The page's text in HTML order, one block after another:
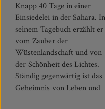
Knapp 40 Tage in einer
Einsiedelei in der Sahara. In
seinem Tagebuch erzählt er
vom Zauber der
Wüstenlandschaft und von
der Schönheit des Lichtes.
Ständig gegenwärtig ist das
Geheimnis von Leben und
kommen kann. Die äußere
Reise wird zu einem Spiegel
innerer Erfahrungen, die tief
religiös gedeutet und biblisch
erschlossen werden. Ein
Buch für Glaubende und